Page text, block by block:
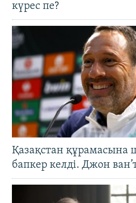
күрес пе?
Қазақстан құрамасына
бапкер келді. Джон